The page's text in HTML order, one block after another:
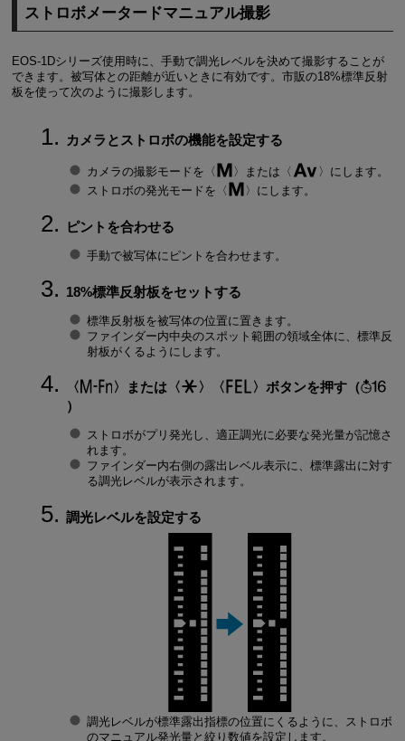
ストロボメータードマニュアル撮影
EOS-1Dシリーズ使用時に、手動で調光レベルを決めて撮影することが
できます。被写体との距離が近いときに有効です。市販の18%標準反射
板を使って次のように撮影します。
カメラとストロボの機能を設定する
カメラの撮影モードを または
にします。
ストロボの発光モードを
にします。
ピントを合わせる
手動で被写体にピントを合わせます。
18%標準反射板をセットする
標準反射板を被写体の位置に置きます。
ファインダー内中央のスポット範囲の領域全体に、標準反
射板がくるようにします。
または
ボタンを押す（
）
ストロボがプリ発光し、適正調光に必要な発光量が記憶さ
れます。
ファインダー内右側の露出レベル表示に、標準露出に対す
る調光レベルが表示されます。
調光レベルを設定する
調光レベルが標準露出指標の位置にくるように、ストロボ
のマニュアル発光量と絞り数値を設定します。